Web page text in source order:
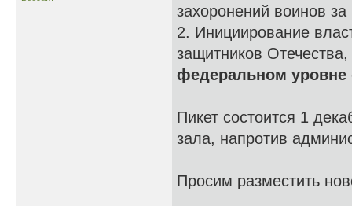
захоронений воинов
2. Инициирование
защитников
федеральном уровне
Пикет состоится 1
зала, напротив
Просим разместить